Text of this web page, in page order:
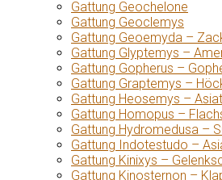
Gattung Geochelone
Gattung Geoclemys
Gattung Geoemyda –
Gattung Glyptemys –
Gattung Gopherus –
Gattung Graptemys –
Gattung Heosemys –
Gattung Homopus –
Gattung Hydromedusa –
Gattung Indotestudo –
Gattung Kinixys –
Gattung Kinosternon –